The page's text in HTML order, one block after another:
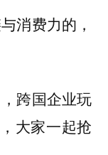
消费力的，
跨国企业玩
大家一起抢